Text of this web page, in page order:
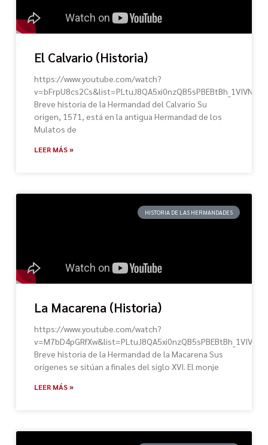
El Calvario (Historia)
https://www.youtube.com/watch?
Breve historia de la Hermandad del Calvario Su
origen, 1571, está en la antigua Hermandad de los
Mulatos de
LEER MÁS »
HISTORIA DE LAS HERMANDADES
La Macarena (Historia)
https://www.youtube.com/watch?
Breve historia de la Hermandad de la Macarena Sus
orígenes se sitúan a finales del siglo XVI. El monje
LEER MÁS »